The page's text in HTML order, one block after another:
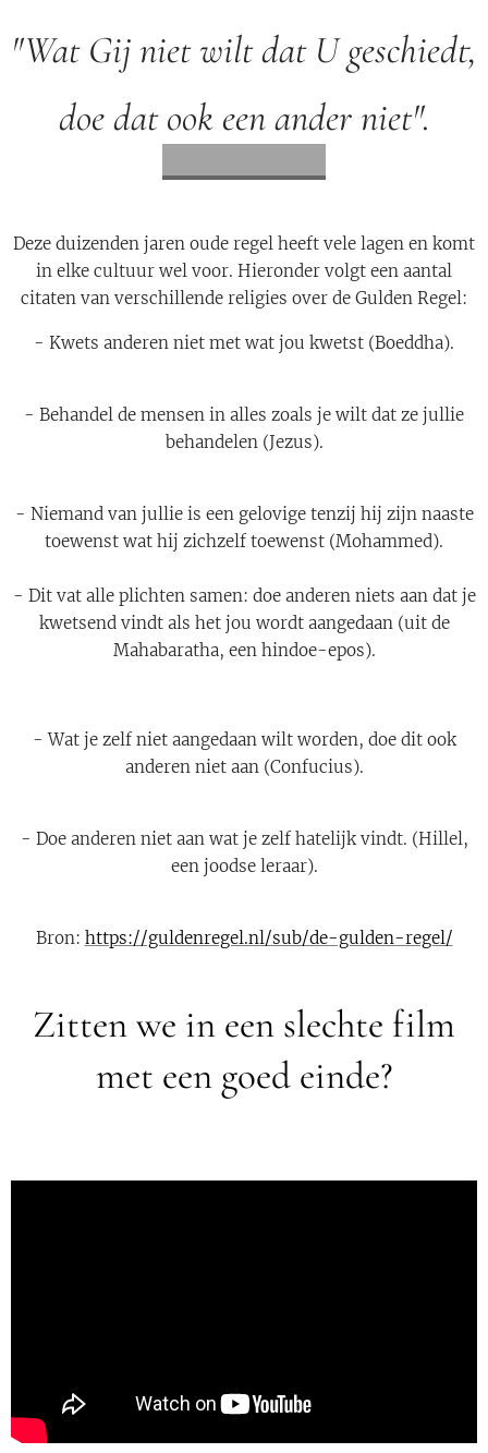
"Wat Gij niet wilt dat U geschiedt,
doe dat ook een ander niet".
Deze duizenden jaren oude regel heeft vele lagen en komt
in elke cultuur wel voor. Hieronder volgt een aantal
citaten van verschillende religies over de Gulden Regel:
- Kwets anderen niet met wat jou kwetst (Boeddha).
- Behandel de mensen in alles zoals je wilt dat ze jullie
behandelen (Jezus).
- Niemand van jullie is een gelovige tenzij hij zijn naaste
toewenst wat hij zichzelf toewenst (Mohammed).
- Dit vat alle plichten samen: doe anderen niets aan dat je
kwetsend vindt als het jou wordt aangedaan (uit de
Mahabaratha, een hindoe-epos).
- Wat je zelf niet aangedaan wilt worden, doe dit ook
anderen niet aan (Confucius).
- Doe anderen niet aan wat je zelf hatelijk vindt. (Hillel,
een joodse leraar).
Bron: https://guldenregel.nl/sub/de-gulden-regel/
Zitten we in een slechte film
met een goed einde?